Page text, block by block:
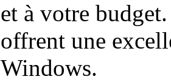
et à votre
offrent une
Windows.